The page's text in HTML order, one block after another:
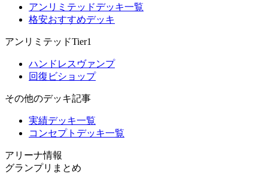
アンリミテッドデッキ一覧
格安おすすめデッキ
アンリミテッドTier1
ハンドレスヴァンプ
回復ビショップ
その他のデッキ記事
実績デッキ一覧
コンセプトデッキ一覧
アリーナ情報
グランプリまとめ